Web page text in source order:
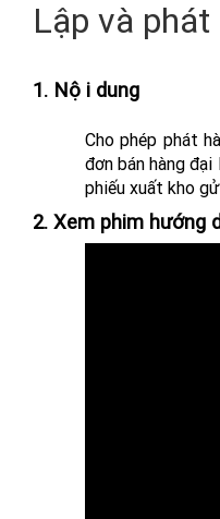
Lập và
1. Nội dung
Cho phép phát
đơn bán hàng
phiếu xuất kho
2. Xem phim hướng